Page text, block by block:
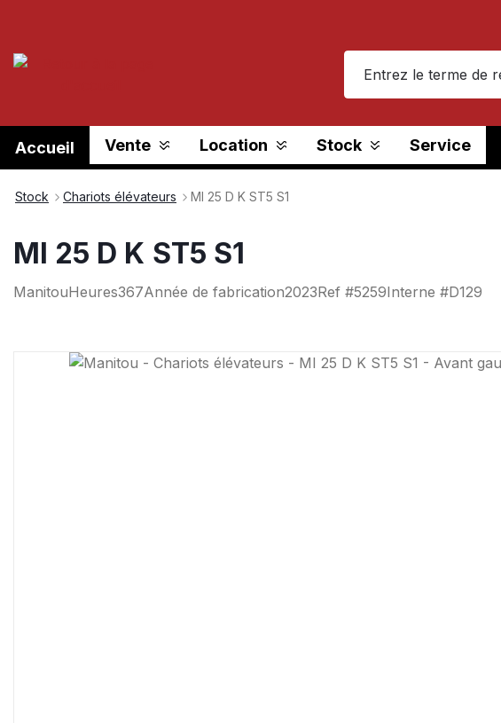
Accueil Vente Location Stock Service
Stock Chariots élévateurs MI 25 D K ST5 S1
MI 25 D K ST5 S1
ManitouHeures367Année de fabrication2023Ref #5259Interne #D129
Ignorer la galerie d'images